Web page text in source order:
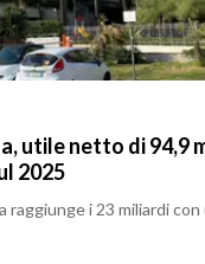
utile netto di 94,9
2025
raggiunge i 23 miliardi